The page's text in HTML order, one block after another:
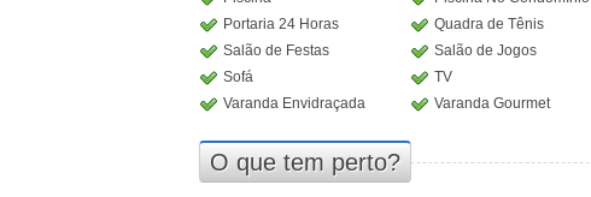
Portaria 24 Horas
Quadra de Tênis
Salão de Festas
Salão de Jogos
Sofá
TV
Varanda Envidraçada
Varanda Gourmet
O que tem perto?